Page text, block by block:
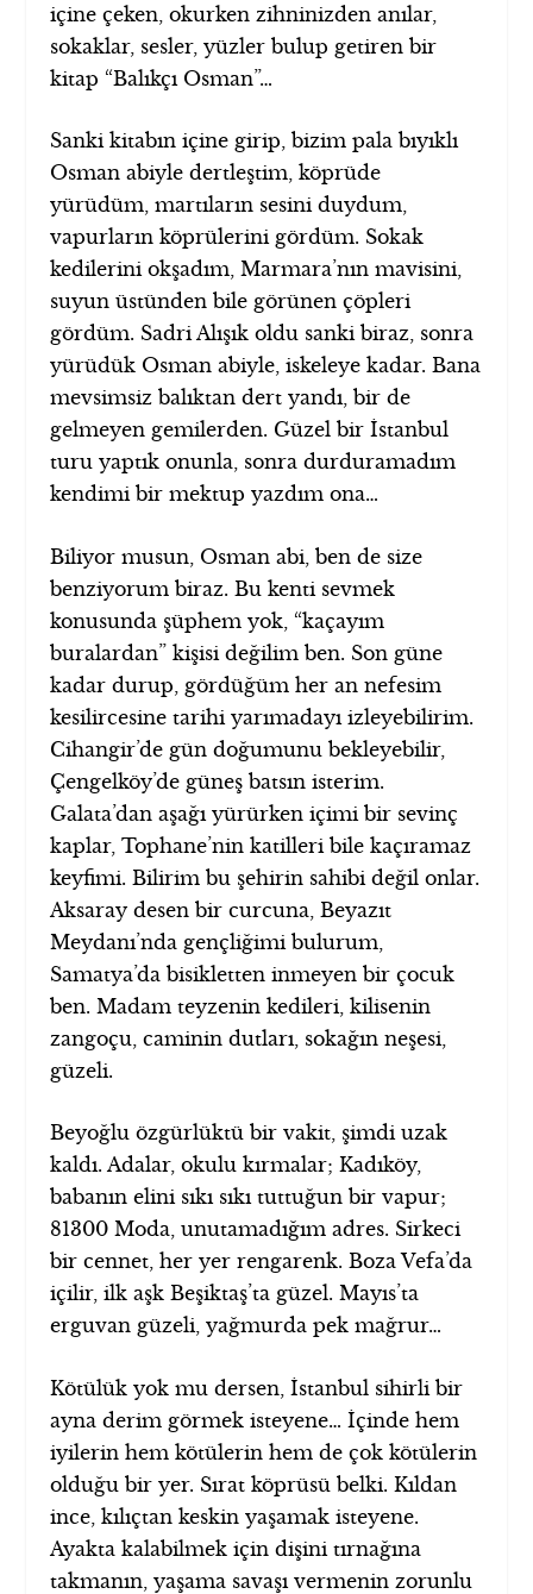
içine çeken, okurken zihninizden anılar,
sokaklar, sesler, yüzler bulup getiren bir
kitap “Balıkçı Osman”…
Sanki kitabın içine girip, bizim pala bıyıklı
Osman abiyle dertleştim, köprüde
yürüdüm, martıların sesini duydum,
vapurların köprülerini gördüm. Sokak
kedilerini okşadım, Marmara’nın mavisini,
suyun üstünden bile görünen çöpleri
gördüm. Sadri Alışık oldu sanki biraz, sonra
yürüdük Osman abiyle, iskeleye kadar. Bana
mevsimsiz balıktan dert yandı, bir de
gelmeyen gemilerden. Güzel bir İstanbul
turu yaptık onunla, sonra durduramadım
kendimi bir mektup yazdım ona…
Biliyor musun, Osman abi, ben de size
benziyorum biraz. Bu kenti sevmek
konusunda şüphem yok, “kaçayım
buralardan” kişisi değilim ben. Son güne
kadar durup, gördüğüm her an nefesim
kesilircesine tarihi yarımadayı izleyebilirim.
Cihangir’de gün doğumunu bekleyebilir,
Çengelköy’de güneş batsın isterim.
Galata’dan aşağı yürürken içimi bir sevinç
kaplar, Tophane’nin katilleri bile kaçıramaz
keyfimi. Bilirim bu şehirin sahibi değil onlar.
Aksaray desen bir curcuna, Beyazıt
Meydanı’nda gençliğimi bulurum,
Samatya’da bisikletten inmeyen bir çocuk
ben. Madam teyzenin kedileri, kilisenin
zangoçu, caminin dutları, sokağın neşesi,
güzeli.
Beyoğlu özgürlüktü bir vakit, şimdi uzak
kaldı. Adalar, okulu kırmalar; Kadıköy,
babanın elini sıkı sıkı tuttuğun bir vapur;
81300 Moda, unutamadığım adres. Sirkeci
bir cennet, her yer rengarenk. Boza Vefa’da
içilir, ilk aşk Beşiktaş’ta güzel. Mayıs’ta
erguvan güzeli, yağmurda pek mağrur…
Kötülük yok mu dersen, İstanbul sihirli bir
ayna derim görmek isteyene… İçinde hem
iyilerin hem kötülerin hem de çok kötülerin
olduğu bir yer. Sırat köprüsü belki. Kıldan
ince, kılıçtan keskin yaşamak isteyene.
Ayakta kalabilmek için dişini tırnağına
takmanın, yaşama savaşı vermenin zorunlu